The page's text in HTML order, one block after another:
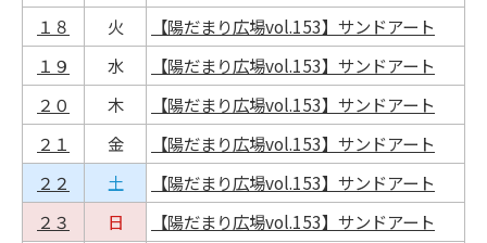
１８
火
【陽だまり広場vol.153】サンドアート
１９
水
【陽だまり広場vol.153】サンドアート
２０
木
【陽だまり広場vol.153】サンドアート
２１
金
【陽だまり広場vol.153】サンドアート
２２
土
【陽だまり広場vol.153】サンドアート
２３
日
【陽だまり広場vol.153】サンドアート